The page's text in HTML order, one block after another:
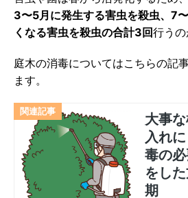
3〜5月に発生する害虫を殺虫、7
くなる害虫を殺虫の合計3回行うの
庭木の消毒についてはこちらの記
ます。